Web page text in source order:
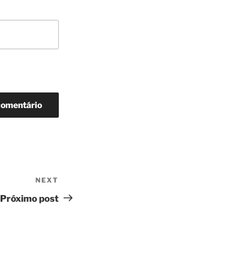
Post
NEXT
Próximo post